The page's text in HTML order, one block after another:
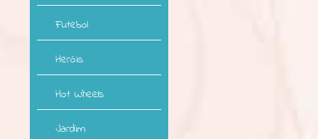
Futebol
Heróis
Hot Wheels
Jardim